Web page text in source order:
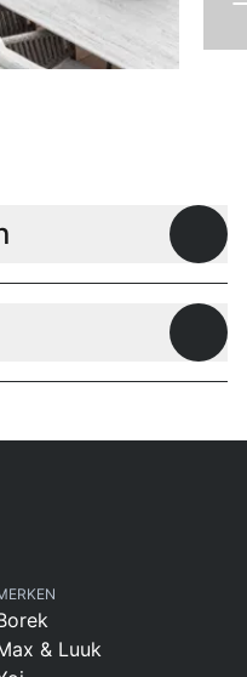
& Luuk